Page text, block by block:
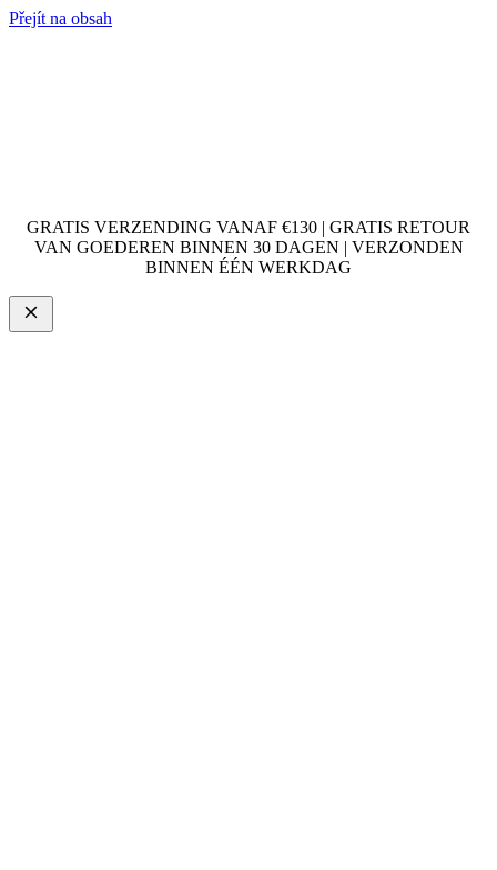
Přejít na obsah
GRATIS VERZENDING VANAF €130 | GRATIS RETOUR
VAN GOEDEREN BINNEN 30 DAGEN | VERZONDEN
BINNEN ÉÉN WERKDAG